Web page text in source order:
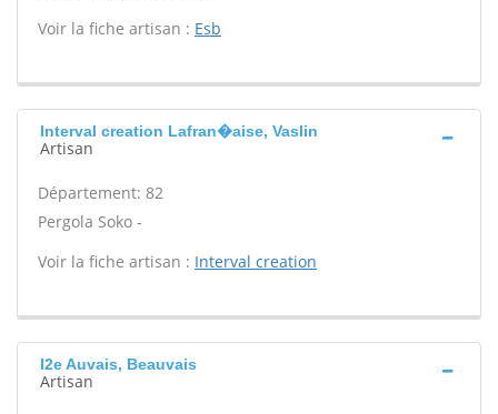
Voir la fiche artisan : Esb
Interval creation Lafran�aise, Vaslin
Artisan
Département: 82
Pergola Soko -
Voir la fiche artisan : Interval creation
I2e Auvais, Beauvais
Artisan